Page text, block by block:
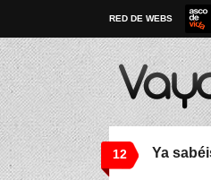
RED DE WEBS
12 Ya